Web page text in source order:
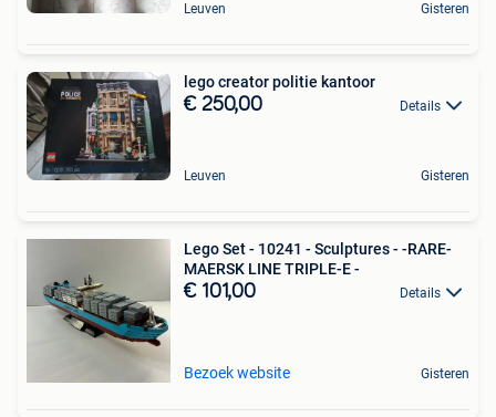
Leuven Gisteren
lego creator politie kantoor
€ 250,00 Details
Leuven Gisteren
Lego Set - 10241 - Sculptures - -RARE-
MAERSK LINE TRIPLE-E -
€ 101,00 Details
Bezoek website Gisteren